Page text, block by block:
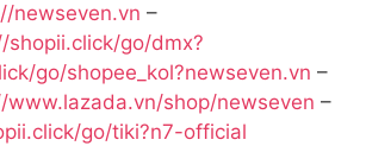
newseven.vn –
shopii.click/go/dmx?
go/shopee_kol?newseven.vn –
www.lazada.vn/shop/newseven –
go/tiki?n7-official